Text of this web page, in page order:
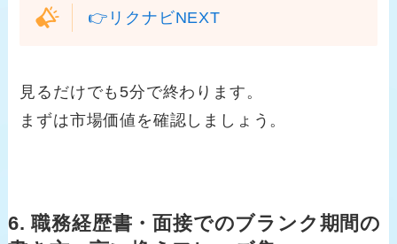
👉リクナビNEXT
見るだけでも5分で終わります。
まずは市場価値を確認しましょう。
6. 職務経歴書・面接でのブランク期間の